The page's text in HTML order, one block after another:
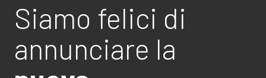
Siamo felici di
annunciare la